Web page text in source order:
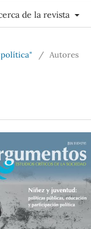
de la revista
política" / Autores